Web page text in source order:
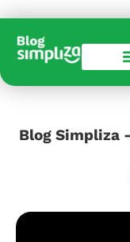
Blog Simpliza